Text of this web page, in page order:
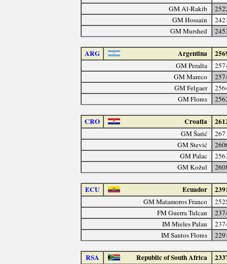
GM Al-Rakib
GM Hossain
GM Murshed
ARG Argentina
GM Peralta
GM Mareco
GM Felgaer
GM Flores
CRO Croatia
GM Šarić
GM Stević
GM Palac
GM Kožul
ECU Ecuador
GM Matamoros Franco
FM Guerra Tulcan
IM Mieles Palau
IM Santos Flores
RSA Republic of South Africa